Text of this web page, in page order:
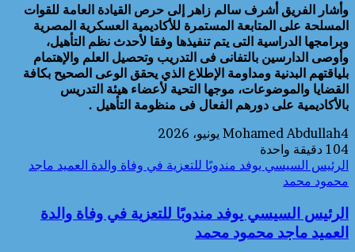
وأشار الفريق أشرف سالم زاهر إلى حرص القيادة العامة للقوات
المسلحة على المتابعة المستمرة للأكاديمية العسكرية المصرية
وبرامجها الدراسية التى يتم تنفيذها وفقا لأحدث نظم التأهيل،
وأوصى الدارسين بالتفانى فى التدريب وتحصيل العلم والإهتمام
بلياقتهم البدنية ومداومة الإطلاع الذي يحقق الوعى الصحيح بكافة
القضايا والموضوعات، موجها التحية لأعضاء هيئة التدريس
بالأكاديمية على دورهم الفعال فى منظومة التأهيل .
Mohamed Abdullah4 يونيو، 2026
104 دقيقة واحدة
الرئيس السيسي يوفد مندوبًا للتعزية في وفاة والدة العميد ماجد
محمود محمد
الرئيس السيسي يوفد مندوبًا للتعزية في وفاة والدة
العميد ماجد محمود محمد